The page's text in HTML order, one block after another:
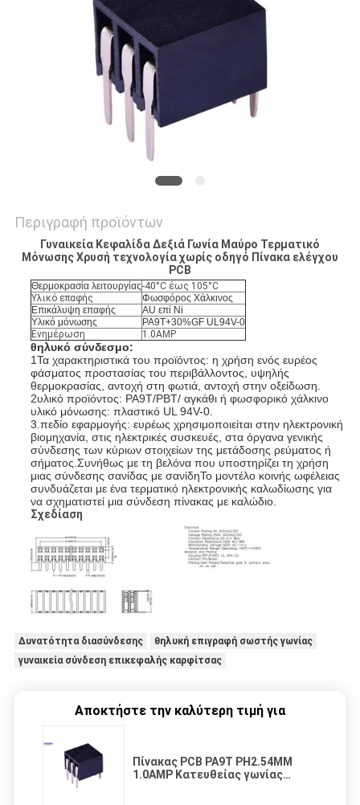
Περιγραφή προϊόντων
Γυναικεία Κεφαλίδα Δεξιά Γωνία Μαύρο Τερματικό
Μόνωσης Χρυσή τεχνολογία χωρίς οδηγό Πίνακα ελέγχου
PCB
Θερμοκρασία λειτουργίας-40°C έως 105°C
Υλικό επαφής
Φωσφόρος Χάλκινος
Επικάλυψη επαφής
AU επί Ni
Υλικό μόνωσης
PA9T+30%GF UL94V-0
Ενημέρωση
1.0AMP
θηλυκό σύνδεσμο:
1Τα χαρακτηριστικά του προϊόντος: η χρήση ενός ευρέος
φάσματος προστασίας του περιβάλλοντος, υψηλής
θερμοκρασίας, αντοχή στη φωτιά, αντοχή στην οξείδωση.
2υλικό προϊόντος: PA9T/PBT/ αγκάθι ή φωσφορικό χάλκινο
υλικό μόνωσης: πλαστικό UL 94V-0.
3.πεδίο εφαρμογής: ευρέως χρησιμοποιείται στην ηλεκτρονική
βιομηχανία, στις ηλεκτρικές συσκευές, στα όργανα γενικής
σύνδεσης των κύριων στοιχείων της μετάδοσης ρεύματος ή
σήματος.Συνήθως με τη βελόνα που υποστηρίζει τη χρήση
μιας σύνδεσης σανίδας με σανίδηΤο μοντέλο κοινής ωφέλειας
συνδυάζεται με ένα τερματικό ηλεκτρονικής καλωδίωσης για
να σχηματιστεί μια σύνδεση πίνακας με καλώδιο.
Σχεδίαση
Δυνατότητα διασύνδεσης
θηλυκή επιγραφή σωστής γωνίας
γυναικεία σύνδεση επικεφαλής καρφίτσας
Αποκτήστε την καλύτερη τιμή για
Πίνακας PCB PA9T PH2.54MM
1.0AMP Κατευθείας γωνίας